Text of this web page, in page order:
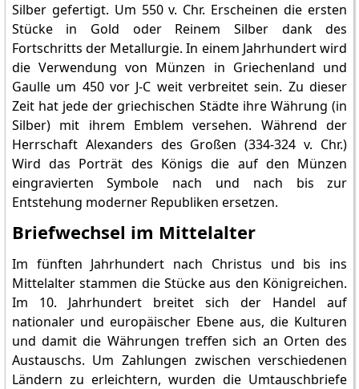
Silber gefertigt. Um 550 v. Chr. Erscheinen die ersten
Stücke in Gold oder Reinem Silber dank des
Fortschritts der Metallurgie. In einem Jahrhundert wird
die Verwendung von Münzen in Griechenland und
Gaulle um 450 vor J-C weit verbreitet sein. Zu dieser
Zeit hat jede der griechischen Städte ihre Währung (in
Silber) mit ihrem Emblem versehen. Während der
Herrschaft Alexanders des Großen (334-324 v. Chr.)
Wird das Porträt des Königs die auf den Münzen
eingravierten Symbole nach und nach bis zur
Entstehung moderner Republiken ersetzen.
Briefwechsel im Mittelalter
Im fünften Jahrhundert nach Christus und bis ins
Mittelalter stammen die Stücke aus den Königreichen.
Im 10. Jahrhundert breitet sich der Handel auf
nationaler und europäischer Ebene aus, die Kulturen
und damit die Währungen treffen sich an Orten des
Austauschs. Um Zahlungen zwischen verschiedenen
Ländern zu erleichtern, wurden die Umtauschbriefe